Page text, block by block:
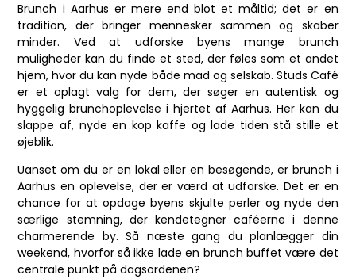
Brunch i Aarhus er mere end blot et måltid; det er en
tradition, der bringer mennesker sammen og skaber
minder. Ved at udforske byens mange brunch
muligheder kan du finde et sted, der føles som et andet
hjem, hvor du kan nyde både mad og selskab. Studs Café
er et oplagt valg for dem, der søger en autentisk og
hyggelig brunchoplevelse i hjertet af Aarhus. Her kan du
slappe af, nyde en kop kaffe og lade tiden stå stille et
øjeblik.
Uanset om du er en lokal eller en besøgende, er brunch i
Aarhus en oplevelse, der er værd at udforske. Det er en
chance for at opdage byens skjulte perler og nyde den
særlige stemning, der kendetegner caféerne i denne
charmerende by. Så næste gang du planlægger din
weekend, hvorfor så ikke lade en brunch buffet være det
centrale punkt på dagsordenen?